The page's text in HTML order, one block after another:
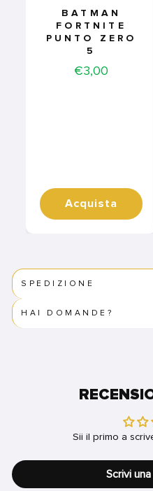
BATMAN
FORTNITE
PUNTO ZERO
5
Price
€3,00
Acquista
SPEDIZIONE
HAI DOMANDE?
Sii il primo a
Scrivi